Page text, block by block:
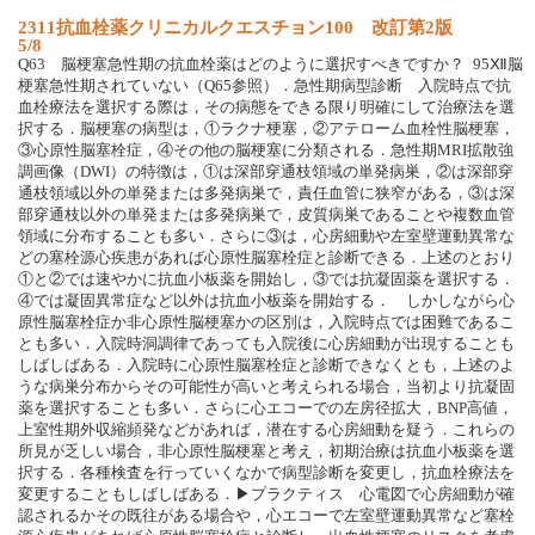
2311抗血栓薬クリニカルクエスチョン100 改訂第2版
5/8
Q63 脳梗塞急性期の抗血栓薬はどのように選択すべきですか？ 95Ⅻ脳
梗塞急性期されていない（Q65参照）．急性期病型診断 入院時点で抗
血栓療法を選択する際は，その病態をできる限り明確にして治療法を選
択する．脳梗塞の病型は，①ラクナ梗塞，②アテローム血栓性脳梗塞，
③心原性脳塞栓症，④その他の脳梗塞に分類される．急性期MRI拡散強
調画像（DWI）の特徴は，①は深部穿通枝領域の単発病巣，②は深部穿
通枝領域以外の単発または多発病巣で，責任血管に狭窄がある，③は深
部穿通枝以外の単発または多発病巣で，皮質病巣であることや複数血管
領域に分布することも多い．さらに③は，心房細動や左室壁運動異常な
どの塞栓源心疾患があれば心原性脳塞栓症と診断できる．上述のとおり
①と②では速やかに抗血小板薬を開始し，③では抗凝固薬を選択する．
④では凝固異常症など以外は抗血小板薬を開始する． しかしながら心
原性脳塞栓症か非心原性脳梗塞かの区別は，入院時点では困難であるこ
とも多い．入院時洞調律であっても入院後に心房細動が出現することも
しばしばある．入院時に心原性脳塞栓症と診断できなくとも，上述のよ
うな病巣分布からその可能性が高いと考えられる場合，当初より抗凝固
薬を選択することも多い．さらに心エコーでの左房径拡大，BNP高値，
上室性期外収縮頻発などがあれば，潜在する心房細動を疑う．これらの
所見が乏しい場合，非心原性脳梗塞と考え，初期治療は抗血小板薬を選
択する．各種検査を行っていくなかで病型診断を変更し，抗血栓療法を
変更することもしばしばある．▶プラクティス 心電図で心房細動が確
認されるかその既往がある場合や，心エコーで左室壁運動異常など塞栓